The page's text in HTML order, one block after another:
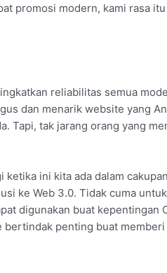
promosi modern, kami rasa
reliabilitas semua
dan menarik website yang
Tapi, tak jarang orang yang
ini kita ada dalam
ke Web 3.0. Tidak cuma
digunakan buat kepentingan
penting buat